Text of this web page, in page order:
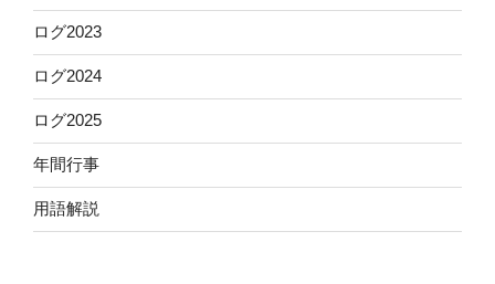
ログ2023
ログ2024
ログ2025
年間行事
用語解説